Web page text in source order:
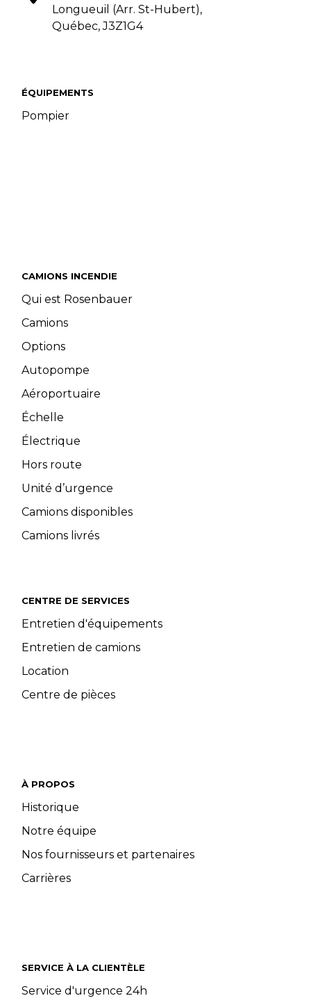
ÉQUIPEMENTS
Pompier
CAMIONS INCENDIE
Qui est Rosenbauer
Camions
Options
Autopompe
Aéroportuaire
Échelle
Électrique
Hors route
Unité d’urgence
Camions disponibles
Camions livrés
CENTRE DE SERVICES
Entretien d'équipements
Entretien de camions
Location
Centre de pièces
À PROPOS
Historique
Notre équipe
Nos fournisseurs et partenaires
Carrières
SERVICE À LA CLIENTÈLE
Service d'urgence 24h
Longueuil (Arr. St-Hubert),
Québec, J3Z1G4